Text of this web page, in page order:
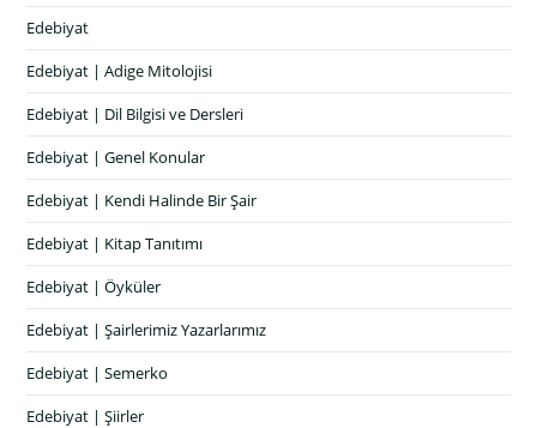
Edebiyat
Edebiyat | Adige Mitolojisi
Edebiyat | Dil Bilgisi ve Dersleri
Edebiyat | Genel Konular
Edebiyat | Kendi Halinde Bir Şair
Edebiyat | Kitap Tanıtımı
Edebiyat | Öyküler
Edebiyat | Şairlerimiz Yazarlarımız
Edebiyat | Semerko
Edebiyat | Şiirler